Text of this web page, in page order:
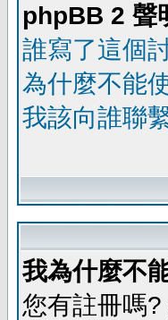
phpBB 2 聲
誰寫了這個
為什麼不能
我該向誰聯
我為什麼不
您有註冊嗎